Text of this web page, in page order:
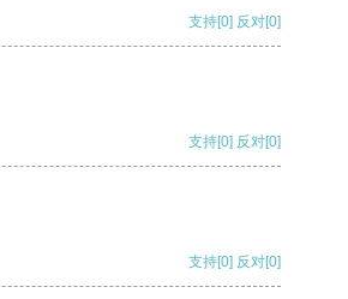
支持[0] 反对[0]
支持[0] 反对[0]
支持[0] 反对[0]